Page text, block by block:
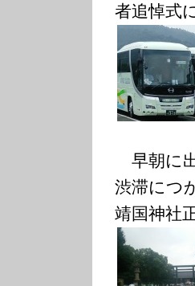
者追悼式
早朝に
渋滞につ
靖国神社